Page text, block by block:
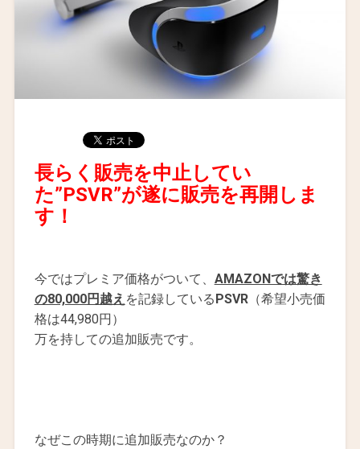
長らく販売を中止してい
た”PSVR”が遂に販売を再開しま
す！
今ではプレミア価格がついて、 AMAZONでは驚き
の80,000円越え を記録しているPSVR（希望小売価
格は44,980円）
万を持しての追加販売です。
なぜこの時期に追加販売なのか？